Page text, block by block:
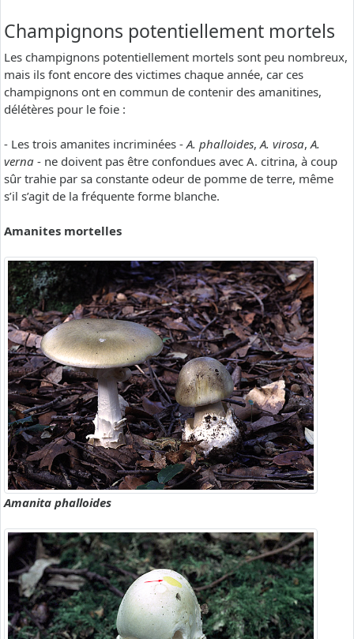
Champignons potentiellement mortels
Les champignons potentiellement mortels sont peu nombreux,
mais ils font encore des victimes chaque année, car ces
champignons ont en commun de contenir des amanitines,
délétères pour le foie :
- Les trois amanites incriminées -A. phalloides,A. virosa,A.
verna - ne doivent pas être confondues avec A. citrina, à coup
sûr trahie par sa constante odeur de pomme de terre, même
s’il s’agit de la fréquente forme blanche.
Amanites mortelles
Amanita phalloides